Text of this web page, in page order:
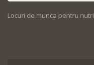
Locuri de munca pentru